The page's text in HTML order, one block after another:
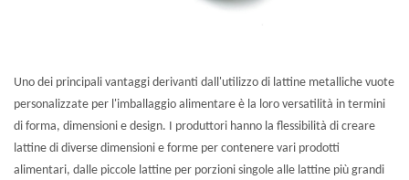
Uno dei principali vantaggi derivanti dall'utilizzo di lattine metalliche vuote
personalizzate per l'imballaggio alimentare è la loro versatilità in termini
di forma, dimensioni e design. I produttori hanno la flessibilità di creare
lattine di diverse dimensioni e forme per contenere vari prodotti
alimentari, dalle piccole lattine per porzioni singole alle lattine più grandi